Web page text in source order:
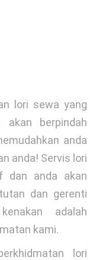
lori sewa yang
berpindah
anda
anda! Servis lori
dan anda akan
dan gerenti
adalah
kami.
lori